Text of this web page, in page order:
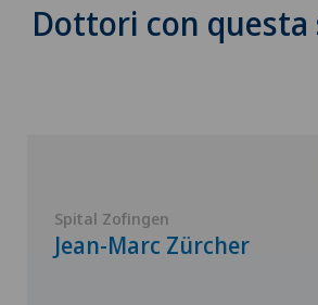
Dottori con questa
Spital Zofingen
Jean-Marc Zürcher